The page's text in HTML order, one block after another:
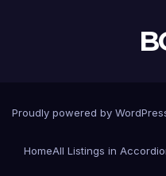
Proudly powered by
HomeAll Listings in